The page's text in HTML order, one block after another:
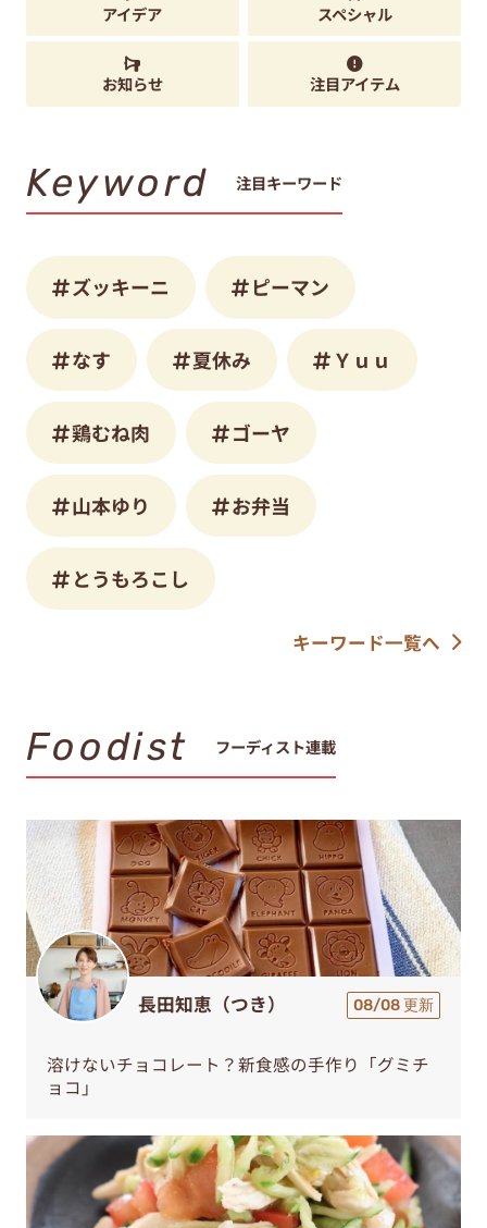
アイデア スペシャル
お知らせ 注目アイテム
Keyword 注目キーワード
ズッキーニ ピーマン
なす 夏休み Ｙｕｕ
鶏むね肉 ゴーヤ
山本ゆり お弁当
とうもろこし
キーワード一覧へ
Foodist フーディスト連載
長田知恵（つき） 08/08 更新
溶けないチョコレート？新食感の手作り「グミチ
ョコ」